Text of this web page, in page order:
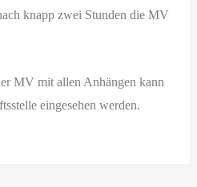
knapp zwei Stunden die MV
MV mit allen Anhängen kann
eingesehen werden.